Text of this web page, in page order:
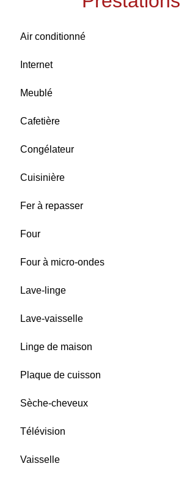
Air conditionné
Internet
Meublé
Cafetière
Congélateur
Cuisinière
Fer à repasser
Four
Four à micro-ondes
Lave-linge
Lave-vaisselle
Linge de maison
Plaque de cuisson
Sèche-cheveux
Télévision
Vaisselle